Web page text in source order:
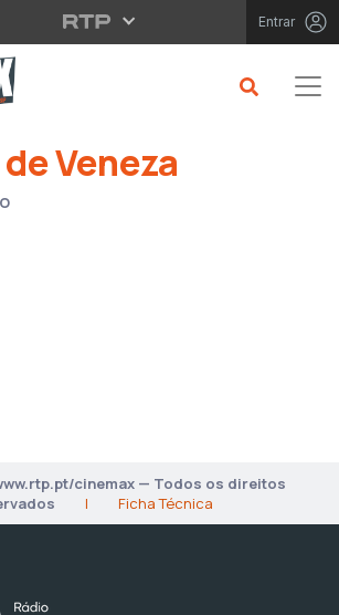
principal Entrar
Veneza
cinemax — Todos os direitos
| Ficha Técnica